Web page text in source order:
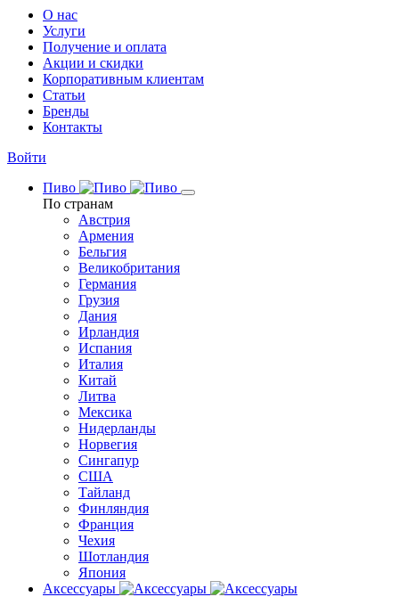
О нас
Услуги
Получение и оплата
Акции и скидки
Корпоративным клиентам
Статьи
Бренды
Контакты
Войти
Пиво
По странам
Австрия
Армения
Бельгия
Великобритания
Германия
Грузия
Дания
Ирландия
Испания
Италия
Китай
Литва
Мексика
Нидерланды
Норвегия
Сингапур
США
Тайланд
Финляндия
Франция
Чехия
Шотландия
Япония
Аксессуары